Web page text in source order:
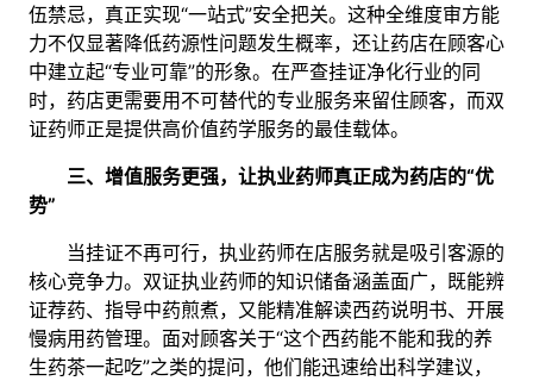
伍禁忌，真正实现“一站式”安全把关。这种全维度审方能
力不仅显著降低药源性问题发生概率，还让药店在顾客心
中建立起“专业可靠”的形象。在严查挂证净化行业的同
时，药店更需要用不可替代的专业服务来留住顾客，而双
证药师正是提供高价值药学服务的最佳载体。
三、增值服务更强，让执业药师真正成为药店的“优
势”
当挂证不再可行，执业药师在店服务就是吸引客源的
核心竞争力。双证执业药师的知识储备涵盖面广，既能辨
证荐药、指导中药煎煮，又能精准解读西药说明书、开展
慢病用药管理。面对顾客关于“这个西药能不能和我的养
生药茶一起吃”之类的提问，他们能迅速给出科学建议，